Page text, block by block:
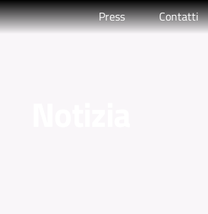
Press Contatti